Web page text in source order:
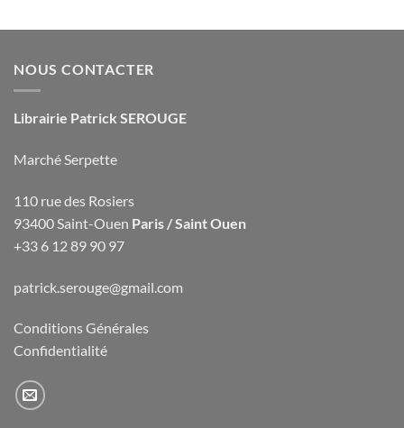
NOUS CONTACTER
Librairie Patrick SEROUGE
Marché Serpette
110 rue des Rosiers
93400 Saint-Ouen Paris / Saint Ouen
+33 6 12 89 90 97
patrick.serouge@gmail.com
Conditions Générales
Confidentialité